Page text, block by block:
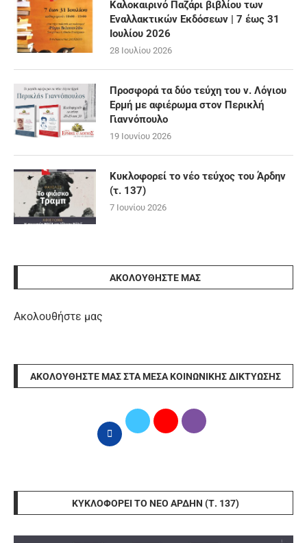
Καλοκαιρινό Παζάρι βιβλίου των
Εναλλακτικών Εκδόσεων | 7 έως 31
Ιουλίου 2026
28 Ιουλίου 2026
Προσφορά τα δύο τεύχη του ν. Λόγιου
Ερμή με αφιέρωμα στον Περικλή
Γιαννόπουλο
19 Ιουνίου 2026
Κυκλοφορεί το νέο τεύχος του Άρδην
(τ. 137)
7 Ιουνίου 2026
ΑΚΟΛΟΥΘΉΣΤΕ ΜΑΣ
Ακολουθήστε μας
ΑΚΟΛΟΥΘΉΣΤΕ ΜΑΣ ΣΤΑ ΜΈΣΑ ΚΟΙΝΩΝΙΚΉΣ ΔΙΚΤΎΩΣΗΣ
ΚΥΚΛΟΦΟΡΕΊ ΤΟ ΝΈΟ ΆΡΔΗΝ (Τ. 137)